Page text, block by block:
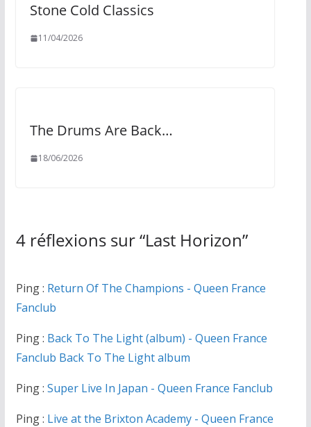
Stone Cold Classics
11/04/2026
The Drums Are Back…
18/06/2026
4 réflexions sur “Last Horizon”
Ping : Return Of The Champions - Queen France
Fanclub
Ping : Back To The Light (album) - Queen France
Fanclub Back To The Light album
Ping : Super Live In Japan - Queen France Fanclub
Ping : Live at the Brixton Academy - Queen France